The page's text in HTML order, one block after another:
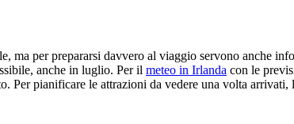
ma per prepararsi davvero al viaggio servono anche
anche in luglio. Per il meteo in Irlanda con le
Per pianificare le attrazioni da vedere una volta arrivati,